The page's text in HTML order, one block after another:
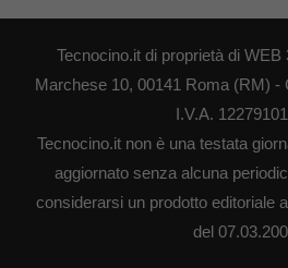
Tecnocino.it di proprietà di WEB
Marchese 10, 00141 Roma (RM) -
I.V.A.
Tecnocino.it non è una testata
aggiornato senza alcuna
considerarsi un prodotto editoriale
del